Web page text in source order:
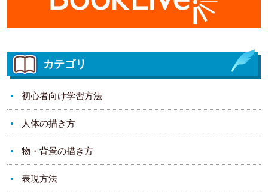
カテゴリ
初心者向け学習方法
人体の描き方
物・背景の描き方
表現方法